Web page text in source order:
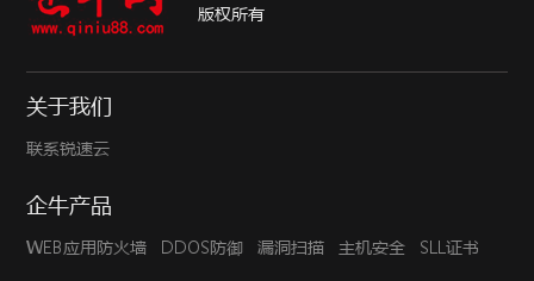
版权所有
关于我们
联系锐速云
企牛产品
WEB应用防火墙 DDOS防御 漏洞扫描 主机安全 SLL证书